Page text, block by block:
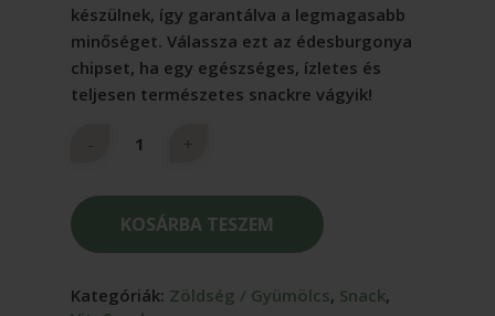
készülnek, így garantálva a legmagasabb
minőséget. Válassza ezt az édesburgonya
chipset, ha egy egészséges, ízletes és
teljesen természetes snackre vágyik!
KOSÁRBA TESZEM
Kategóriák: Zöldség / Gyümölcs, Snack,